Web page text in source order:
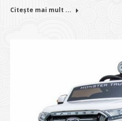
Citește mai mult ...